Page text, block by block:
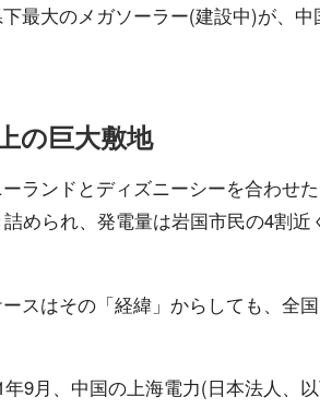
最大のメガソーラー(建設中)が、中
の巨大敷地
ランドとディズニーシーを合わせた
められ、発電量は岩国市民の4割近
スはその「経緯」からしても、全
年9月、中国の上海電力(日本法人、